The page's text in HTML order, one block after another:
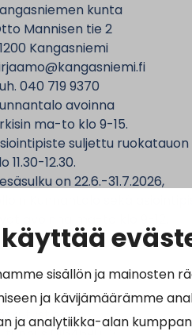
sisällön ja mainosten
ja kävijämäärämme
ja analytiikka-alan
kunta
Mannisen tie 2
Kangasniemi
040 719 9370
avoinna
ma-to klo 9-15.
suljettu ruokatauon
11.30-12.30.
on 22.6.-31.7.2026,